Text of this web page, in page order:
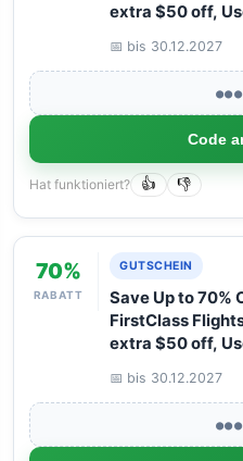
extra $50 off,
📅 bis 30.12.2027
Code
Hat funktioniert? 👍 👎
70%
RABATT
GUTSCHEIN
Save Up to 70%
FirstClass
extra $50 off,
📅 bis 30.12.2027